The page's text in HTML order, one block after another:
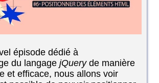
épisode dédié à
du langage jQueryde manière
et efficace, nous allons voir